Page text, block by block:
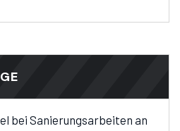
bei Sanierungsarbeiten an